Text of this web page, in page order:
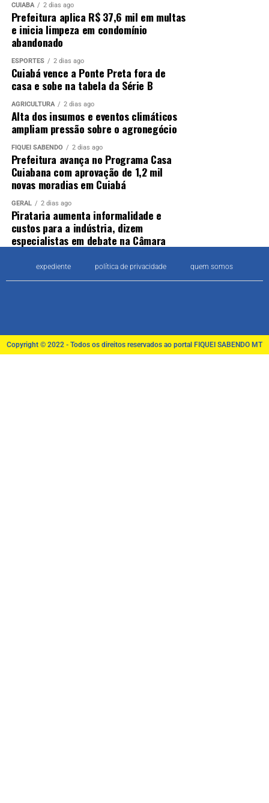
CUIABÁ 2 dias ago
Prefeitura aplica R$ 37,6 mil em multas
e inicia limpeza em condomínio
abandonado
ESPORTES 2 dias ago
Cuiabá vence a Ponte Preta fora de
casa e sobe na tabela da Série B
AGRICULTURA 2 dias ago
Alta dos insumos e eventos climáticos
ampliam pressão sobre o agronegócio
FIQUEI SABENDO 2 dias ago
Prefeitura avança no Programa Casa
Cuiabana com aprovação de 1,2 mil
novas moradias em Cuiabá
GERAL 2 dias ago
Pirataria aumenta informalidade e
custos para a indústria, dizem
especialistas em debate na Câmara
expediente política de privacidade quem somos
Copyright © 2022 - Todos os direitos reservados ao portal FIQUEI SABENDO MT